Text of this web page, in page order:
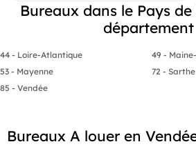
Les informations sur les risques
auxquels ce bien est exposé sont
disponibles sur le site Géorisques :
Bureaux dans le Pays
département
44 - Loire-Atlantique
49 -
53 - Mayenne
72 - Sarthe
85 - Vendée
Bureaux A louer en